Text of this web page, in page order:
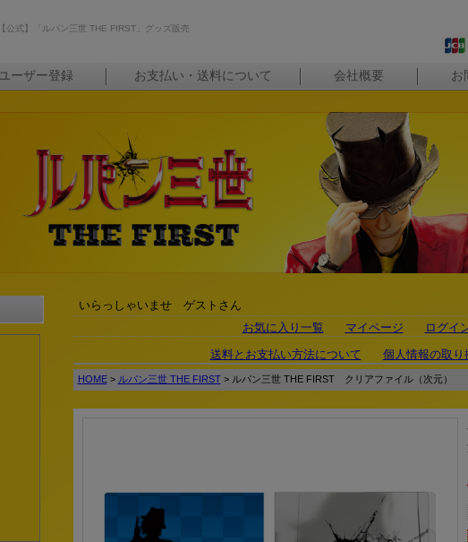
【公式】「ルパン三世 THE FIRST」グッズ販売
ユーザー登録 お支払い・送料について 会社概要 お
いらっしゃいませ ゲストさん
お気に入り一覧
マイページ
ログイ
送料とお支払い方法について
個人情報の取り
HOME> ルパン三世 THE FIRST> ルパン三世 THE FIRST クリアファイル（次元）